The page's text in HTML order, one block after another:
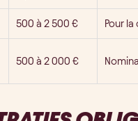
500 à 2 500 € Pour
500 à 2 000 €